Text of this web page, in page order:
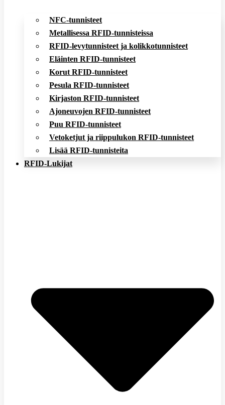
NFC-tunnisteet
Metallisessa RFID-tunnisteissa
RFID-levytunnisteet ja kolikkotunnisteet
Eläinten RFID-tunnisteet
Korut RFID-tunnisteet
Pesula RFID-tunnisteet
Kirjaston RFID-tunnisteet
Ajoneuvojen RFID-tunnisteet
Puu RFID-tunnisteet
Vetoketjut ja riippulukon RFID-tunnisteet
Lisää RFID-tunnisteita
RFID-Lukijat